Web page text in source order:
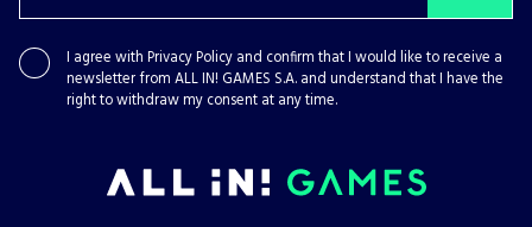
I agree with Privacy Policy and confirm that I would like to receive a
newsletter from ALL IN! GAMES S.A. and understand that I have the
right to withdraw my consent at any time.